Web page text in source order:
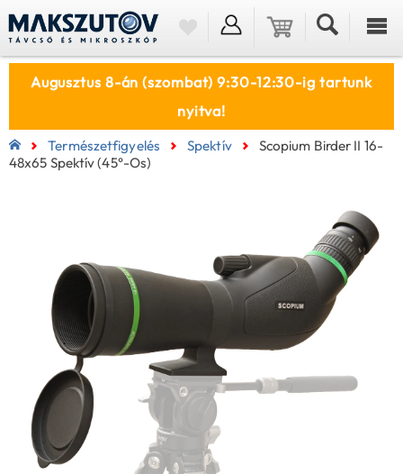
Augusztus 8-án (szombat) 9:30-12:30-ig tartunk
nyitva!
Természetfigyelés Spektív
Scopium Birder II 16-
48x65 Spektív (45°-Os)